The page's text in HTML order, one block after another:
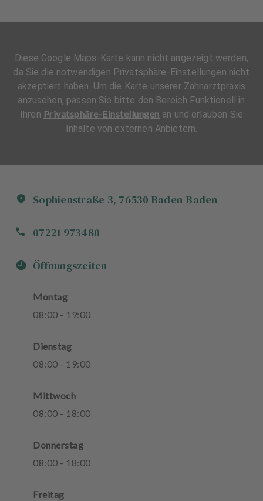
Sophienstraße 3, 76530 Baden-Baden
07221 973480
Öffnungszeiten
Montag
08:00 - 19:00
Dienstag
08:00 - 19:00
Mittwoch
08:00 - 18:00
Donnerstag
08:00 - 18:00
Freitag
Diese Google Maps-Karte kann nicht angezeigt werden,
da Sie die notwendigen Privatsphäre-Einstellungen nicht
akzeptiert haben. Um die Karte unserer Zahnarztpraxis
anzusehen, passen Sie bitte den Bereich Funktionell in
Ihren Privatsphäre-Einstellungen an und erlauben Sie
Inhalte von externen Anbietern.